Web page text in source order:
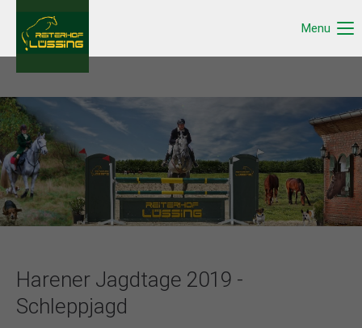
Menu
Harener Jagdtage 2019 -
Schleppjagd